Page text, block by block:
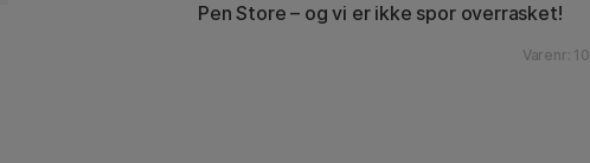
Pen Store – og vi er ikke spor overrasket!
Varenr: